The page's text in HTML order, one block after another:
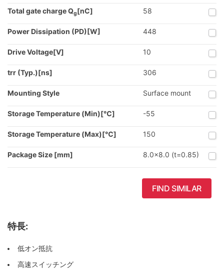
Total gate charge Qg[nC] 58
Power Dissipation (PD)[W] 448
Drive Voltage[V] 10
trr (Typ.)[ns] 306
Mounting Style Surface mount
Storage Temperature (Min)[℃] -55
Storage Temperature (Max)[℃] 150
Package Size [mm] 8.0x8.0 (t=0.85)
FIND SIMILAR
特長:
低オン抵抗
高速スイッチング